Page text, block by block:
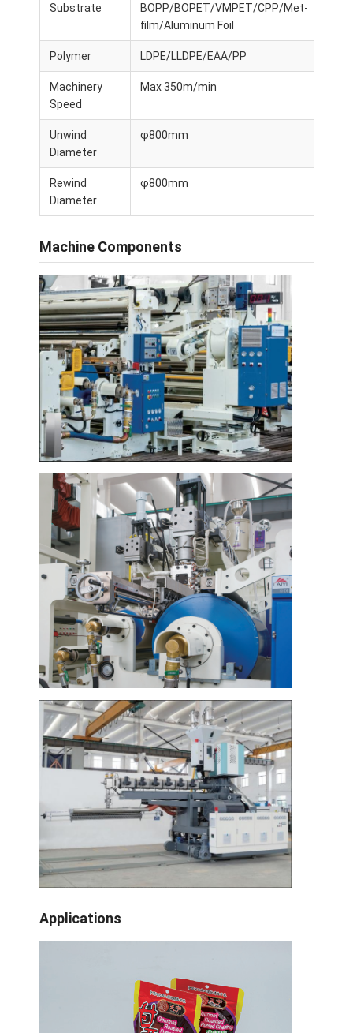
Các sản phẩm
Về chúng tôi
Kiểm soát chất lượng
Liên hệ chúng tôi
Máy cán màng đùn
Substrate
BOPP/BOPET/VMPET/CPP/Met-
film/Aluminum Foil
Polymer LDPE/LLDPE/EAA/PP
Machinery
Speed
Max 350m/min
Unwind
Diameter
φ800mm
Rewind
Diameter
φ800mm
Machine Components
Applications